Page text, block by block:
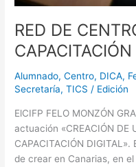
RED DE
Alumnado,Centro, DICA,
Secretaría,TICS / Edición
ElCIFP FELO MONZÓN
actuación «CREACIÓN DE
CAPACITACIÓN
de crear en Canarias, en